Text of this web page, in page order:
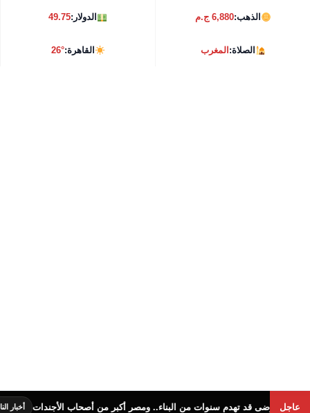
الذهب:6,880 ج.م الدولار:49.75
الصلاة:المغرب القاهرة:26°
عاجل
قد تهدم سنوات من البناء.. ومصر أكبر من أصحاب الأجندات أخبار الناس اليوم